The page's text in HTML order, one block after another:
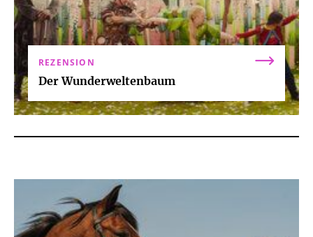
REZENSION
Der Wunderweltenbaum